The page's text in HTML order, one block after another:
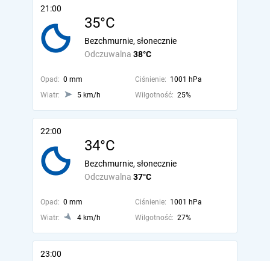
21:00
35°C
Odczuwalna 38°C
Bezchmurnie, słonecznie
Opad: 0 mm Ciśnienie: 1001 hPa
Wiatr:
5 km/h Wilgotność: 25%
22:00
34°C
Odczuwalna 37°C
Bezchmurnie, słonecznie
Opad: 0 mm Ciśnienie: 1001 hPa
Wiatr:
4 km/h Wilgotność: 27%
23:00